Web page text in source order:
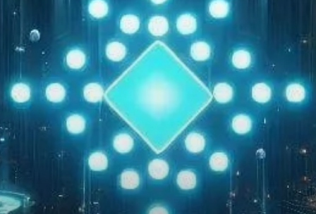
Dans une avancée
monumentale vers la
redéfinition de la gouvernance
blockchain, Cardano, dirigé
par son fondateur visionnaire
Charles Hoskinson,
s’apprête…